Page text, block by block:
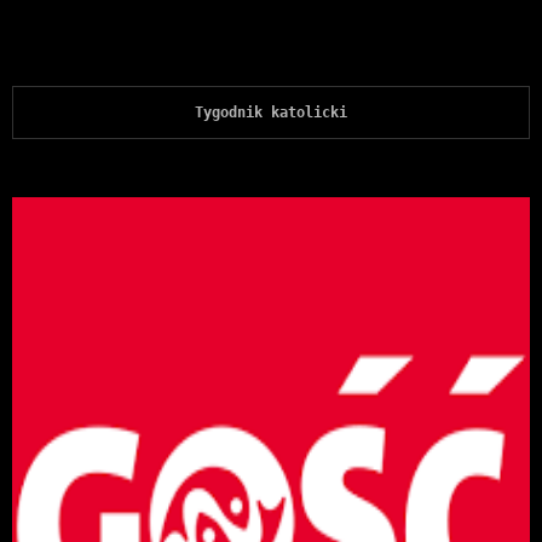
Tygodnik katolicki